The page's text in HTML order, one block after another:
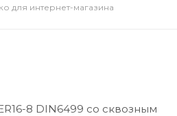
для интернет-магазина
8 DIN6499 со сквозным